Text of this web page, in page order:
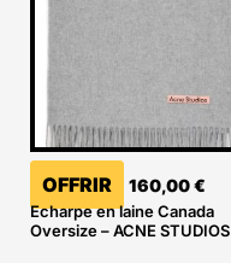
OFFRIR 160,00€
Echarpe en laine Canada
Oversize – ACNE STUDIOS